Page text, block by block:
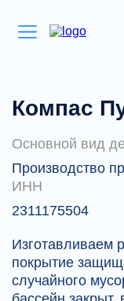
Компас
Основной вид
Производство
ИНН
2311175504
Изготавливаем
покрытие
случайного